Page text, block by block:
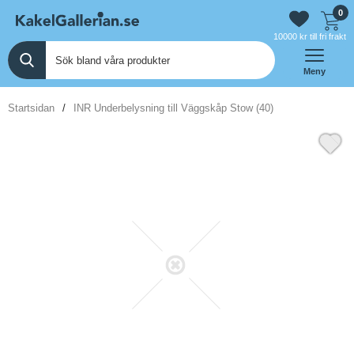
0
10000 kr till fri frakt
Meny
Startsidan INR Underbelysning till Väggskåp Stow (40)